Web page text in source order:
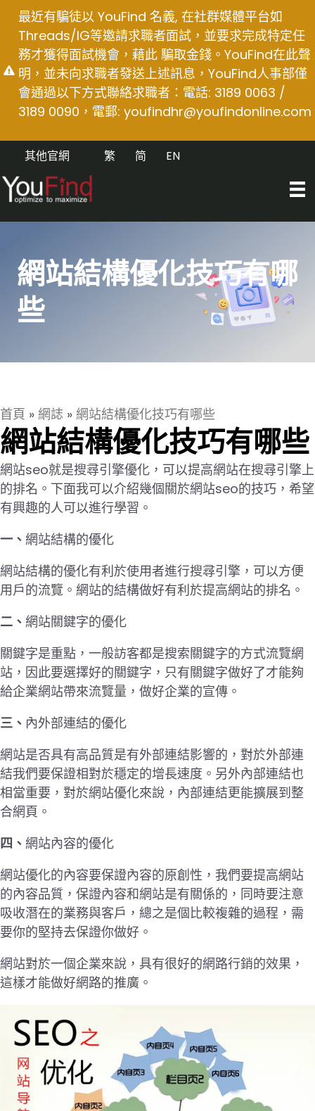
content
最近有騙徒以 YouFind 名義, 在社群媒體平台如
Threads/IG等邀請求職者面試，並要求完成特定任
務才獲得面試機會，藉此 騙取金錢。YouFind在此聲
明，並未向求職者發送上述訊息，YouFind人事部僅
會通過以下方式聯絡求職者：電話: 3189 0063 /
3189 0090，電郵: youfindhr@youfindonline.com
其他官網 EN
简
繁
網站結構優化技巧有哪
些
首頁 » 網誌 » 網站結構優化技巧有哪些
網站結構優化技巧有哪些
網站seo就是搜尋引擎優化，可以提高網站在搜尋引擎上
的排名。下面我可以介紹幾個關於網站seo的技巧，希望
有興趣的人可以進行學習。
一、 網站結構的優化
網站結構的優化有利於使用者進行搜尋引擎，可以方便
用戶的流覽。網站的結構做好有利於提高網站的排名。
二、 網站關鍵字的優化
關鍵字是重點，一般訪客都是搜索關鍵字的方式流覽網
站，因此要選擇好的關鍵字，只有關鍵字做好了才能夠
給企業網站帶來流覽量，做好企業的宣傳。
三、 內外部連結的優化
網站是否具有高品質是有外部連結影響的，對於外部連
結我們要保證相對於穩定的增長速度。另外內部連結也
相當重要，對於網站優化來說，內部連結更能擴展到整
合網頁。
四、 網站內容的優化
網站優化的內容要保證內容的原創性，我們要提高網站
的內容品質，保證內容和網站是有關係的，同時要注意
吸收潛在的業務與客戶，總之是個比較複雜的過程，需
要你的堅持去保證你做好。
網站對於一個企業來說，具有很好的網路行銷的效果，
這樣才能做好網路的推廣。